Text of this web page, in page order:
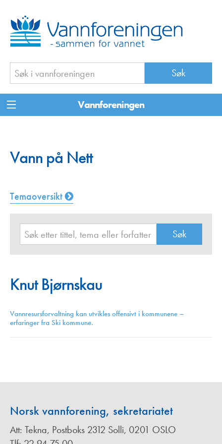
Vannforeningen
Vann på Nett
Temaoversikt
Knut Bjørnskau
Vannresursforvaltning kan utvikles offensivt i kommunene –
erfaringer fra Ski kommune.
Norsk vannforening, sekretariatet
Att: Tekna, Postboks 2312 Solli, 0201 OSLO